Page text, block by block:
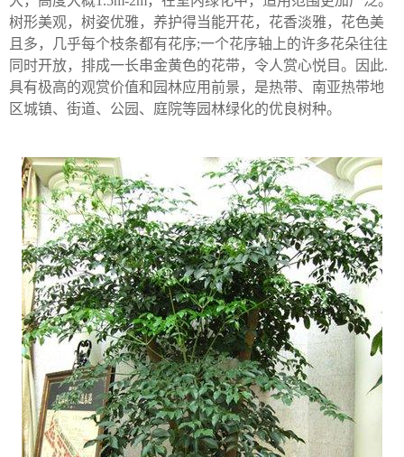
树形美观，树姿优雅，养护得当能开花，花香淡雅，花色美
且多，几乎每个枝条都有花序;一个花序轴上的许多花朵往往
同时开放，排成一长串金黄色的花带，令人赏心悦目。因此.
具有极高的观赏价值和园林应用前景，是热带、南亚热带地
区城镇、街道、公园、庭院等园林绿化的优良树种。